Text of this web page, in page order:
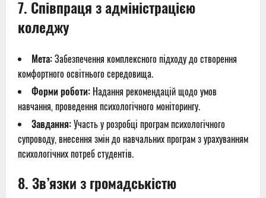
7. Співпраця з адміністрацією
коледжу
Мета:Забезпечення комплексного підходу до створення
комфортного освітнього середовища.
Форми роботи: Надання рекомендацій щодо умов
навчання, проведення психологічного моніторингу.
Завдання:Участь у розробці програм психологічного
супроводу, внесення змін до навчальних програм з урахуванням
психологічних потреб студентів.
8. Зв’язки з громадськістю